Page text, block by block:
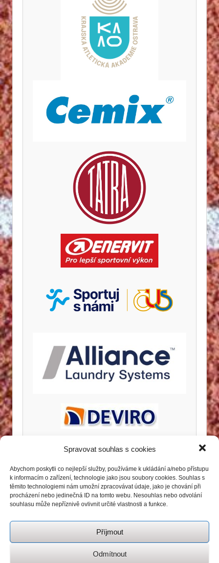
Spravovat souhlas s cookies
Abychom poskytli co nejlepší služby, používáme k ukládání a/nebo přístupu
k informacím o zařízení, technologie jako jsou soubory cookies. Souhlas s
těmito technologiemi nám umožní zpracovávat údaje, jako je chování při
procházení nebo jedinečná ID na tomto webu. Nesouhlas nebo odvolání
souhlasu může nepříznivě ovlivnit určité vlastnosti a funkce.
Příjmout
Odmítnout